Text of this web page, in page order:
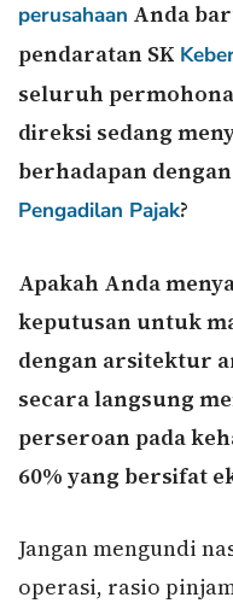
perusahaan Anda
pendaratan SK
seluruh
direksi sedang
berhadapan
Pengadilan Pajak?
Apakah Anda
keputusan untuk
dengan arsitektur
secara langsung
perseroan pada
60% yang bersifat
Jangan mengundi
operasi, rasio